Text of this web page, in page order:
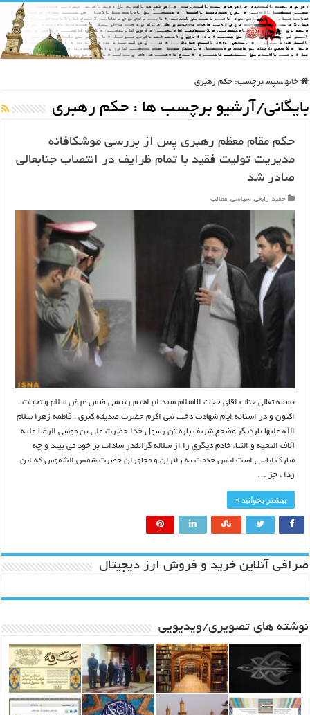
خانه سپس برچسب: حکم رهبری
بایگانی/آرشیو برچسب ها : حکم رهبری
حکم مقام معظم رهبری پس از بررسی موشکافانه
مدیریت تولیت فقید با تمام ظرایف در انتصاب جنابعالی
صادر شد
حمید رابعی, سیاسی, مطالب
بسمه تعالی جناب اقای حجت الاسلام سید ابراهیم رئیسی ضمن عرض سلام و تحیات ،
اکنون و در استانه ایام شهادت دخت نبی اکرم حضرت صدیقه کبری ، فاطمه زهرا سلام
الله علیها باردیگر مضجع شریف پاره تن رسول خدا حضرت علی بن موسی الرضا علیه
آلاف التحیه و الثناء خادم دیگری را از سلاله گرانقدر سادات بر خود می بیند و چه
مبارک لباسی است لباس خدمت به زائران و مجاوران حضرت شمس الشموس که این
ردا ، جز …
بیشتر بخوانید »
صرافی آنلاین خرید و فروش ارز دیجیتال
نوشته های تصویری/ویدیویی